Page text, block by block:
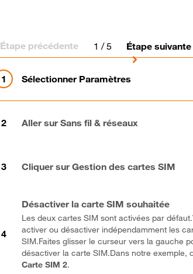
Étape précédente 1 / 5 Étape suivante
Sélectionner Paramètres
Aller sur Sans fil & réseaux
Cliquer sur Gestion des cartes SIM
Désactiver la carte SIM souhaitée
Les deux cartes SIM sont activées par
activer ou désactiver indépendamment les
SIM.Faites glisser le curseur vers la gauche
désactiver la carte SIM.Dans notre exemple,
Carte SIM 2.